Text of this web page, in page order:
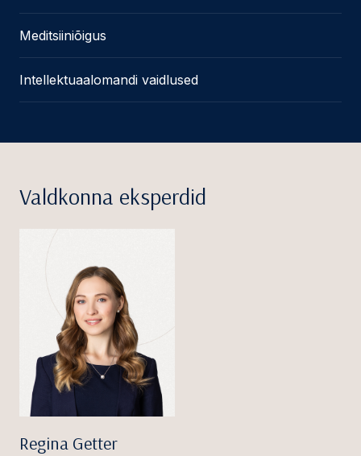
Meditsiiniõigus
Intellektuaalomandi vaidlused
Valdkonna eksperdid
Regina Getter